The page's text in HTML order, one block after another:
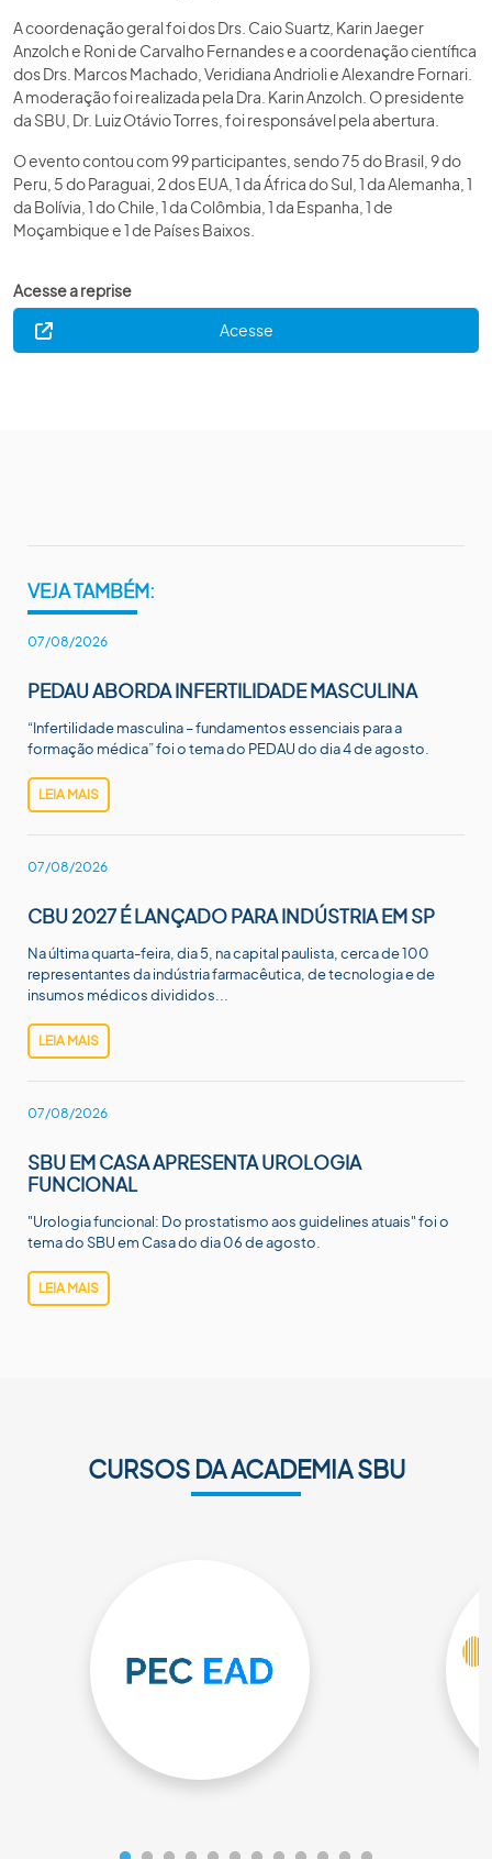
A coordenação geral foi dos Drs. Caio Suartz, Karin Jaeger
Anzolch e Roni de Carvalho Fernandes e a coordenação científica
dos Drs. Marcos Machado, Veridiana Andrioli e Alexandre Fornari.
A moderação foi realizada pela Dra. Karin Anzolch. O presidente
da SBU, Dr. Luiz Otávio Torres, foi responsável pela abertura.
O evento contou com 99 participantes, sendo 75 do Brasil, 9 do
Peru, 5 do Paraguai, 2 dos EUA, 1 da África do Sul, 1 da Alemanha, 1
da Bolívia, 1 do Chile, 1 da Colômbia, 1 da Espanha, 1 de
Moçambique e 1 de Países Baixos.
Acesse a reprise
Acesse
VEJA TAMBÉM:
07/08/2026
PEDAU ABORDA INFERTILIDADE MASCULINA
“Infertilidade masculina – fundamentos essenciais para a
formação médica” foi o tema do PEDAU do dia 4 de agosto.
LEIA MAIS
07/08/2026
CBU 2027 É LANÇADO PARA INDÚSTRIA EM SP
Na última quarta-feira, dia 5, na capital paulista, cerca de 100
representantes da indústria farmacêutica, de tecnologia e de
insumos médicos divididos...
LEIA MAIS
07/08/2026
SBU EM CASA APRESENTA UROLOGIA
FUNCIONAL
"Urologia funcional: Do prostatismo aos guidelines atuais" foi o
tema do SBU em Casa do dia 06 de agosto.
LEIA MAIS
CURSOS DA ACADEMIA SBU